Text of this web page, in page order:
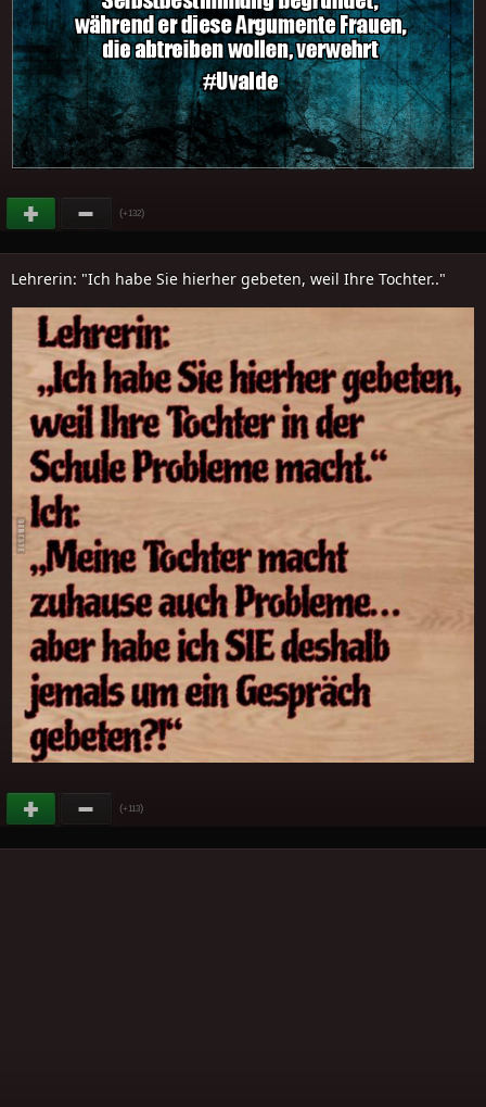
(+132)
Lehrerin: "Ich habe Sie hierher gebeten, weil Ihre Tochter.."
(+113)